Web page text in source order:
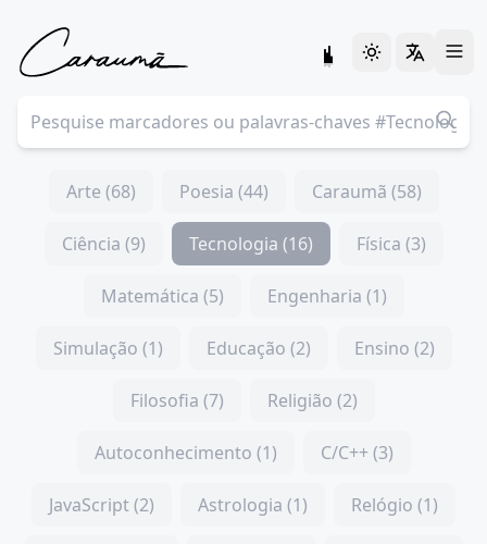
Arte (68) Poesia (44) Caraumã (58)
Ciência (9) Tecnologia (16) Física (3)
Matemática (5) Engenharia (1)
Simulação (1) Educação (2) Ensino (2)
Filosofia (7) Religião (2)
Autoconhecimento (1) C/C++ (3)
JavaScript (2) Astrologia (1) Relógio (1)